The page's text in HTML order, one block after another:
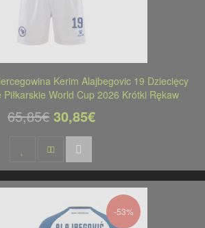
Kerim Alajbegovic 19 Dziecięcy
World Cup 2026 Krótki Rękaw
65,85€ 30,85€
-53%